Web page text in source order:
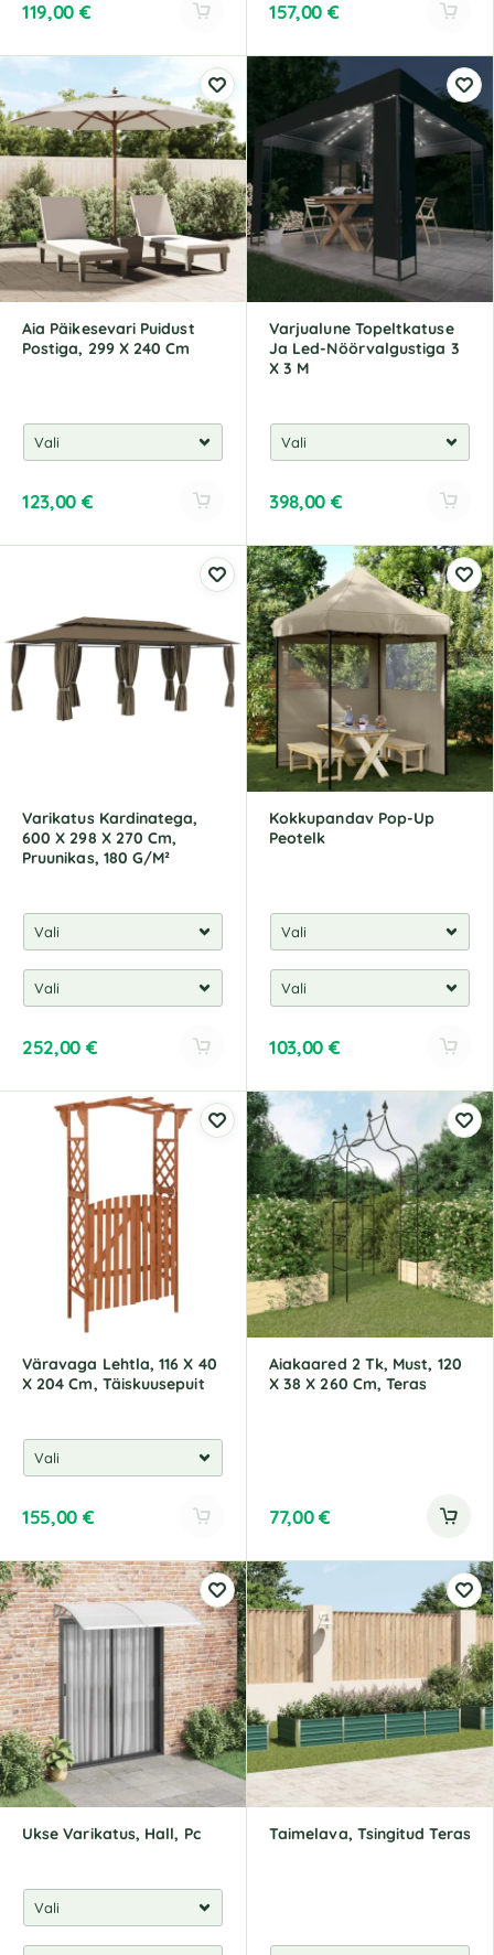
119,00 €
t
e
r
n
a
t
i
v
:
157,00 €
l
t
r
a
t
i
v
:
Aia Päikesevari Puidust
Postiga, 299 X 240 Cm
123,00 €
n
a
Varjualune Topeltkatuse
Ja Led-Nöörvalgustiga 3
X 3 M
398,00 €
l
t
e
r
n
a
t
i
v
e
:
Varikatus Kardinatega,
600 X 298 X 270 Cm,
Pruunikas, 180 G/M²
252,00 €
Kokkupandav Pop-Up
Peotelk
103,00 €
l
t
e
r
n
a
t
i
v
e
:
Väravaga Lehtla, 116 X 40
X 204 Cm, Täiskuusepuit
155,00 €
l
t
e
r
n
a
t
i
v
e
:
Aiakaared 2 Tk, Must, 120
X 38 X 260 Cm, Teras
77,00€
Ukse Varikatus, Hall, Pc Taimelava, Tsingitud Teras